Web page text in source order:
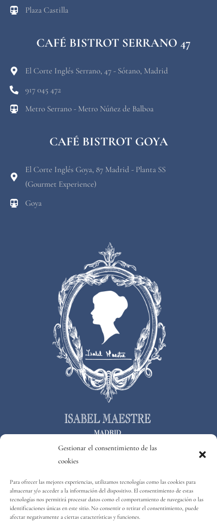
Gestionar el consentimiento de las
cookies
Para ofrecer las mejores experiencias, utilizamos tecnologías como las cookies para
almacenar y/o acceder a la información del dispositivo. El consentimiento de estas
tecnologías nos permitirá procesar datos como el comportamiento de navegación o las
identificaciones únicas en este sitio. No consentir o retirar el consentimiento, puede
afectar negativamente a ciertas características y funciones.
Plaza Castilla
CAFÉ BISTROT SERRANO 47
El Corte Inglés Serrano, 47 - Sótano, Madrid
917 045 472
Metro Serrano - Metro Núñez de Balboa
CAFÉ BISTROT GOYA
El Corte Inglés Goya, 87 Madrid - Planta SS
(Gourmet Experience)
Goya